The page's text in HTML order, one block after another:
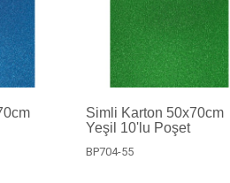
Simli Karton 50x70cm
Yeşil 10'lu Poşet
BP704-55